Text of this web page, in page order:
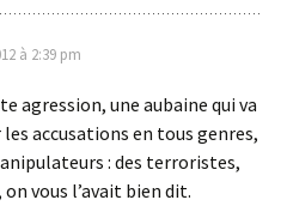
à 2:39 pm
agression, une aubaine qui va
les accusations en tous genres,
: des terroristes,
vous l’avait bien dit.